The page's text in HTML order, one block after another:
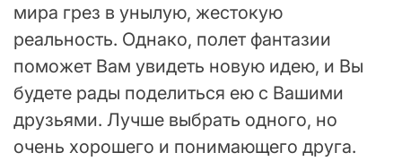
мира грез в унылую, жестокую
реальность. Однако, полет фантазии
поможет Вам увидеть новую идею, и Вы
будете рады поделиться ею с Вашими
друзьями. Лучше выбрать одного, но
очень хорошего и понимающего друга.